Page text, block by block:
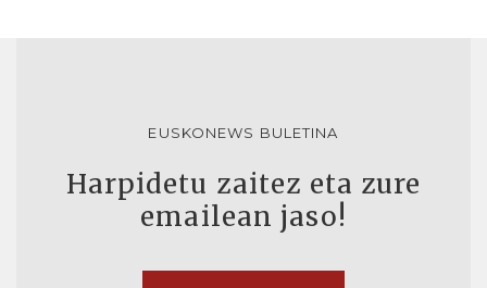
EUSKONEWS BULETINA
Harpidetu zaitez eta zure
emailean jaso!